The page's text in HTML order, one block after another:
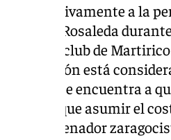
activamente a la
en La Rosaleda
El club de
infracción está
y si no se encuentra a
tendrá que asumir el
el entrenador